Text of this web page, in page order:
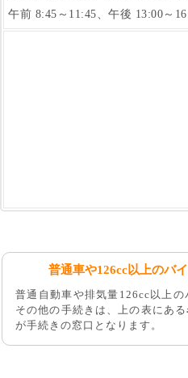
午前 8:45～11:45、午後 13:00～
普通車や126cc以上のバ
普通自動車や排気量126cc以上の
その他の手続きは、上の表にある
が手続きの窓口となります。